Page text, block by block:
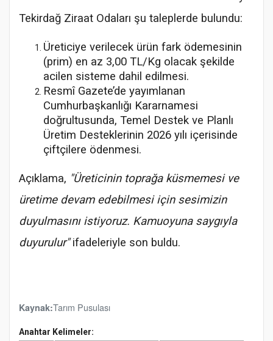
Tekirdağ Ziraat Odaları şu taleplerde bulundu:
Üreticiye verilecek ürün fark ödemesinin
(prim) en az 3,00 TL/Kg olacak şekilde
acilen sisteme dahil edilmesi.
Resmî Gazete’de yayımlanan
Cumhurbaşkanlığı Kararnamesi
doğrultusunda, Temel Destek ve Planlı
Üretim Desteklerinin 2026 yılı içerisinde
çiftçilere ödenmesi.
Açıklama, "Üreticinin toprağa küsmemesi ve
üretime devam edebilmesi için sesimizin
duyulmasını istiyoruz. Kamuoyuna saygıyla
duyurulur"ifadeleriyle son buldu.
Kaynak:Tarım Pusulası
Anahtar Kelimeler: